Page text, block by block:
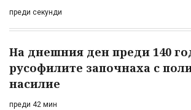
преди секунди
На днешния ден преди 140
русофилите започнаха с
насилие
преди 42 мин